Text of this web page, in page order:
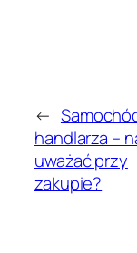
←
handlarza –
uważać przy
zakupie?